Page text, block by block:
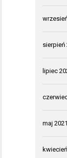
sierpień
lipiec
maj 2021